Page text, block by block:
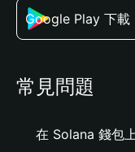
Google Play 下載
常見問題
在 Solana 錢包